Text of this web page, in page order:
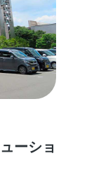
ーショ